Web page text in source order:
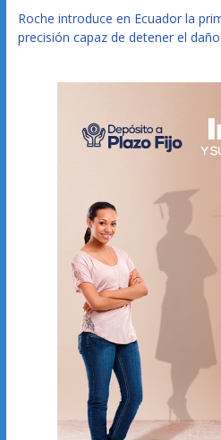
Roche introduce en Ecuador la
precisión capaz de detener el